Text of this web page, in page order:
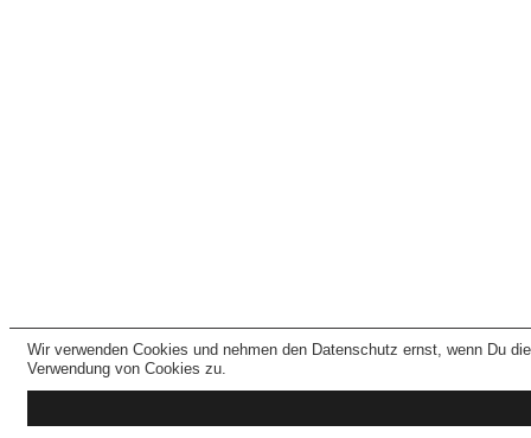
Wir verwenden Cookies und nehmen den Datenschutz ernst, wenn Du
Verwendung von Cookies zu.